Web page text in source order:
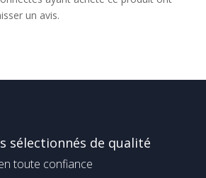
un avis.
sélectionnés de qualité
toute confiance